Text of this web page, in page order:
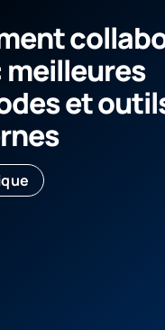
meilleures
et